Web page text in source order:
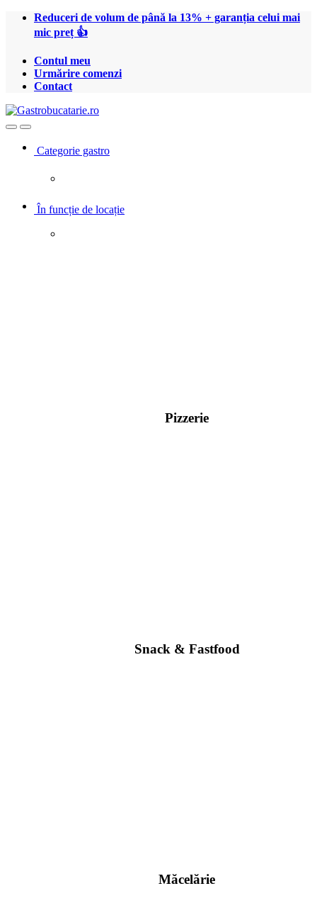
Treci
Treci
Reduceri de volum de până la 13% + garanția celui mai
mic preț 👍
Contul meu
Urmărire comenzi
Contact
OpenClose
Categorie gastro
În funcție de locație
Pizzerie
Snack & Fastfood
Măcelărie